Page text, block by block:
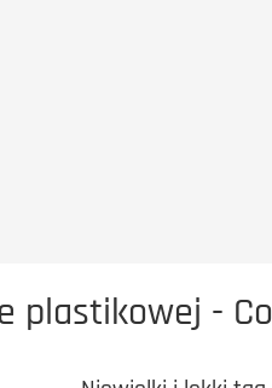
plastikowej -